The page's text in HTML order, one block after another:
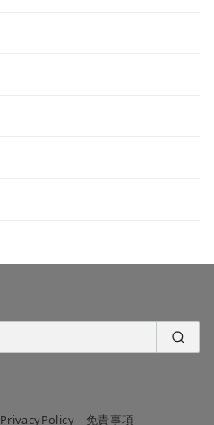
PrivacyPolicy 免責事項